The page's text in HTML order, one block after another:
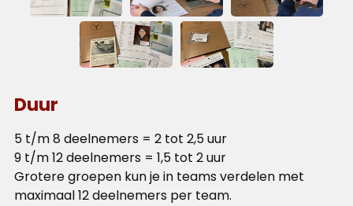
Duur
5 t/m 8 deelnemers = 2 tot 2,5 uur
9 t/m 12 deelnemers = 1,5 tot 2 uur
Grotere groepen kun je in teams verdelen met
maximaal 12 deelnemers per team.